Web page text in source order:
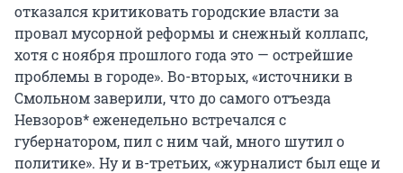
отказался критиковать городские власти за
провал мусорной реформы и снежный коллапс,
хотя с ноября прошлого года это — острейшие
проблемы в городе». Во-вторых, «источники в
Смольном заверили, что до самого отъезда
Невзоров* еженедельно встречался с
губернатором, пил с ним чай, много шутил о
политике». Ну и в-третьих, «журналист был еще и